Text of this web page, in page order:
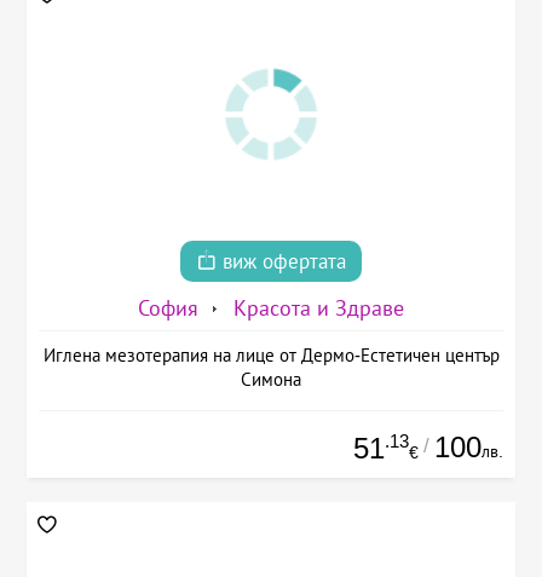
виж офертата
София Красота и Здраве
Иглена мезотерапия на лице от Дермо-Естетичен център
Симона
51.13
€ / 100лв.